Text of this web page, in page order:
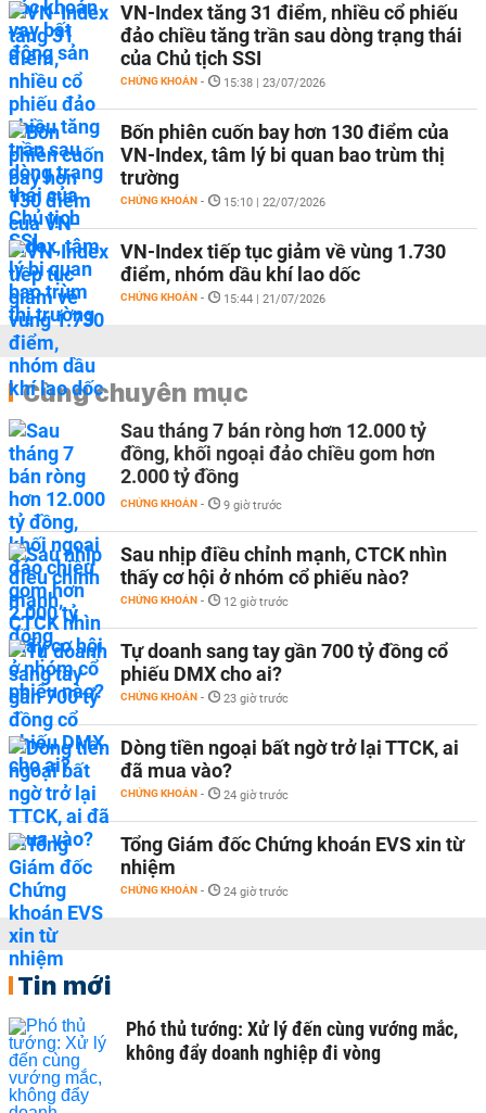
VN-Index tăng 31 điểm, nhiều cổ phiếu
đảo chiều tăng trần sau dòng trạng thái
của Chủ tịch SSI
CHỨNG KHOÁN - 15:38 | 23/07/2026
Bốn phiên cuốn bay hơn 130 điểm của
VN-Index, tâm lý bi quan bao trùm thị
trường
CHỨNG KHOÁN - 15:10 | 22/07/2026
VN-Index tiếp tục giảm về vùng 1.730
điểm, nhóm dầu khí lao dốc
CHỨNG KHOÁN - 15:44 | 21/07/2026
Cùng chuyên mục
Sau tháng 7 bán ròng hơn 12.000 tỷ
đồng, khối ngoại đảo chiều gom hơn
2.000 tỷ đồng
CHỨNG KHOÁN - 9 giờ trước
Sau nhịp điều chỉnh mạnh, CTCK nhìn
thấy cơ hội ở nhóm cổ phiếu nào?
CHỨNG KHOÁN - 12 giờ trước
Tự doanh sang tay gần 700 tỷ đồng cổ
phiếu DMX cho ai?
CHỨNG KHOÁN - 23 giờ trước
Dòng tiền ngoại bất ngờ trở lại TTCK, ai
đã mua vào?
CHỨNG KHOÁN - 24 giờ trước
Tổng Giám đốc Chứng khoán EVS xin từ
nhiệm
CHỨNG KHOÁN - 24 giờ trước
Tin mới
Phó thủ tướng: Xử lý đến cùng vướng mắc,
không đẩy doanh nghiệp đi vòng